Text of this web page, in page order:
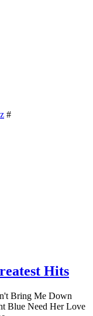
z #
Hits
Bring Me Down
Blue Need Her Love